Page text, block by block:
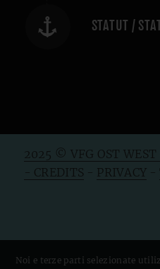
STATUT /
2025 © VFG OST WEST
- CREDITS
PRIVACY
Noi e terze parti selezionate